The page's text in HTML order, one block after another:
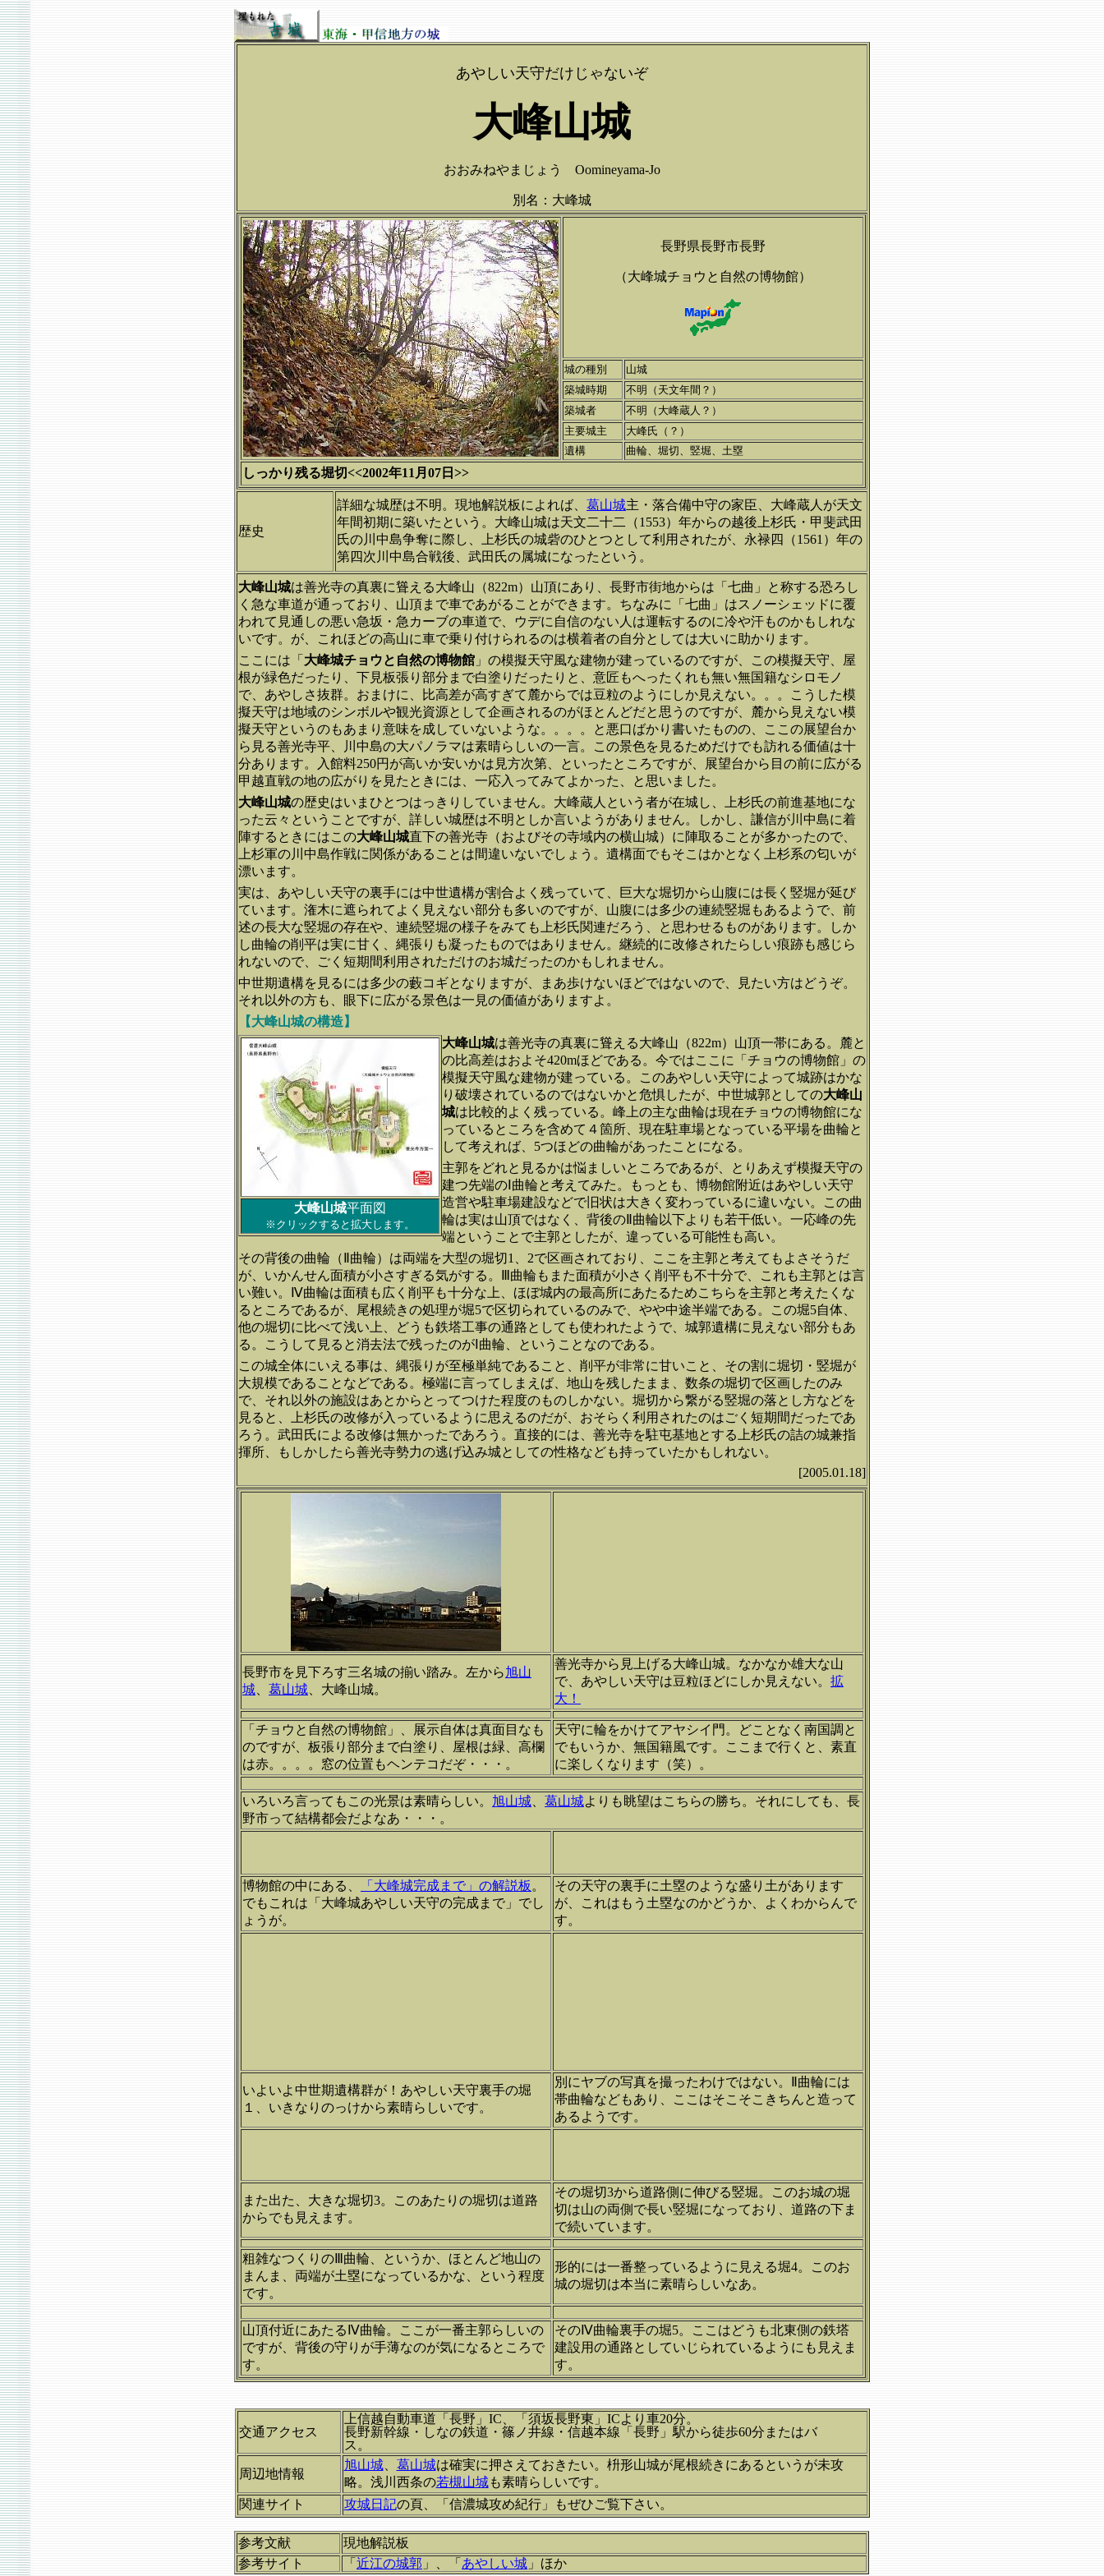
あやしい天守だけじゃないぞ
大峰山城
おおみねやまじょう Oomineyama-Jo
別名：大峰城
長野県長野市長野
（大峰城チョウと自然の博物館）
城の種別
山城
築城時期
不明（天文年間？）
築城者
不明（大峰蔵人？）
主要城主
大峰氏（？）
遺構
曲輪、堀切、竪堀、土塁
しっかり残る堀切<<2002年11月07日>>
歴史
詳細な城歴は不明。現地解説板によれば、 葛山城主・落合備中守の家臣、大峰蔵人が天文
年間初期に築いたという。大峰山城は天文二十二（1553）年からの越後上杉氏・甲斐武田
氏の川中島争奪に際し、上杉氏の城砦のひとつとして利用されたが、永禄四（1561）年の
第四次川中島合戦後、武田氏の属城になったという。
大峰山城は善光寺の真裏に聳える大峰山（822m）山頂にあり、長野市街地からは「七曲」と称する恐ろし
く急な車道が通っており、山頂まで車であがることができます。ちなみに「七曲」はスノーシェッドに覆
われて見通しの悪い急坂・急カーブの車道で、ウデに自信のない人は運転するのに冷や汗ものかもしれな
いです。が、これほどの高山に車で乗り付けられるのは横着者の自分としては大いに助かります。
ここには「 大峰城チョウと自然の博物館 」の模擬天守風な建物が建っているのですが、この模擬天守、屋
根が緑色だったり、下見板張り部分まで白塗りだったりと、意匠もへったくれも無い無国籍なシロモノ
で、あやしさ抜群。おまけに、比高差が高すぎて麓からでは豆粒のようにしか見えない。。。こうした模
擬天守は地域のシンボルや観光資源として企画されるのがほとんどだと思うのですが、麓から見えない模
擬天守というのもあまり意味を成していないような。。。。と悪口ばかり書いたものの、ここの展望台か
ら見る善光寺平、川中島の大パノラマは素晴らしいの一言。この景色を見るためだけでも訪れる価値は十
分あります。入館料250円が高いか安いかは見方次第、といったところですが、展望台から目の前に広がる
甲越直戦の地の広がりを見たときには、一応入ってみてよかった、と思いました。
大峰山城の歴史はいまひとつはっきりしていません。大峰蔵人という者が在城し、上杉氏の前進基地にな
った云々ということですが、詳しい城歴は不明としか言いようがありません。しかし、謙信が川中島に着
陣するときにはこの大峰山城直下の善光寺（およびその寺域内の横山城）に陣取ることが多かったので、
上杉軍の川中島作戦に関係があることは間違いないでしょう。遺構面でもそこはかとなく上杉系の匂いが
漂います。
実は、あやしい天守の裏手には中世遺構が割合よく残っていて、巨大な堀切から山腹には長く竪堀が延び
ています。潅木に遮られてよく見えない部分も多いのですが、山腹には多少の連続竪堀もあるようで、前
述の長大な竪堀の存在や、連続竪堀の様子をみても上杉氏関連だろう、と思わせるものがあります。しか
し曲輪の削平は実に甘く、縄張りも凝ったものではありません。継続的に改修されたらしい痕跡も感じら
れないので、ごく短期間利用されただけのお城だったのかもしれません。
中世期遺構を見るには多少の藪コギとなりますが、まあ歩けないほどではないので、見たい方はどうぞ。
それ以外の方も、眼下に広がる景色は一見の価値がありますよ。
【大峰山城の構造】
大峰山城平面図
※クリックすると拡大します。
大峰山城は善光寺の真裏に聳える大峰山（822m）山頂一帯にある。麓と
の比高差はおよそ420mほどである。今ではここに「チョウの博物館」の
模擬天守風な建物が建っている。このあやしい天守によって城跡はかな
り破壊されているのではないかと危惧したが、中世城郭としての大峰山
城は比較的よく残っている。峰上の主な曲輪は現在チョウの博物館にな
っているところを含めて４箇所、現在駐車場となっている平場を曲輪と
して考えれば、5つほどの曲輪があったことになる。
主郭をどれと見るかは悩ましいところであるが、とりあえず模擬天守の
建つ先端のⅠ曲輪と考えてみた。もっとも、博物館附近はあやしい天守
造営や駐車場建設などで旧状は大きく変わっているに違いない。この曲
輪は実は山頂ではなく、背後のⅡ曲輪以下よりも若干低い。一応峰の先
端ということで主郭としたが、違っている可能性も高い。
その背後の曲輪（Ⅱ曲輪）は両端を大型の堀切1、2で区画されており、ここを主郭と考えてもよさそうだ
が、いかんせん面積が小さすぎる気がする。Ⅲ曲輪もまた面積が小さく削平も不十分で、これも主郭とは言
い難い。Ⅳ曲輪は面積も広く削平も十分な上、ほぼ城内の最高所にあたるためこちらを主郭と考えたくな
るところであるが、尾根続きの処理が堀5で区切られているのみで、やや中途半端である。この堀5自体、
他の堀切に比べて浅い上、どうも鉄塔工事の通路としても使われたようで、城郭遺構に見えない部分もあ
る。こうして見ると消去法で残ったのがⅠ曲輪、ということなのである。
この城全体にいえる事は、縄張りが至極単純であること、削平が非常に甘いこと、その割に堀切・竪堀が
大規模であることなどである。極端に言ってしまえば、地山を残したまま、数条の堀切で区画したのみ
で、それ以外の施設はあとからとってつけた程度のものしかない。堀切から繋がる竪堀の落とし方などを
見ると、上杉氏の改修が入っているように思えるのだが、おそらく利用されたのはごく短期間だったであ
ろう。武田氏による改修は無かったであろう。直接的には、善光寺を駐屯基地とする上杉氏の詰の城兼指
揮所、もしかしたら善光寺勢力の逃げ込み城としての性格なども持っていたかもしれない。
[2005.01.18]
長野市を見下ろす三名城の揃い踏み。左から旭山
城
葛山城 、大峰山城。
善光寺から見上げる大峰山城。なかなか雄大な山
で、あやしい天守は豆粒ほどにしか見えない。 拡
大！
「チョウと自然の博物館」、展示自体は真面目なも
のですが、板張り部分まで白塗り、屋根は緑、高欄
は赤。。。。窓の位置もヘンテコだぞ・・・。
天守に輪をかけてアヤシイ門。どことなく南国調と
でもいうか、無国籍風です。ここまで行くと、素直
に楽しくなります（笑）。
いろいろ言ってもこの光景は素晴らしい。 旭山城 葛山城よりも眺望はこちらの勝ち。それにしても、長
野市って結構都会だよなあ・・・。
博物館の中にある、 「大峰城完成まで」の解説板 。
でもこれは「大峰城あやしい天守の完成まで」でし
ょうが。
その天守の裏手に土塁のような盛り土があります
が、これはもう土塁なのかどうか、よくわからんで
す。
いよいよ中世期遺構群が！あやしい天守裏手の堀
１、いきなりのっけから素晴らしいです。
別にヤブの写真を撮ったわけではない。Ⅱ曲輪には
帯曲輪などもあり、ここはそこそこきちんと造って
あるようです。
また出た、大きな堀切3。このあたりの堀切は道路
からでも見えます。
その堀切3から道路側に伸びる竪堀。このお城の堀
切は山の両側で長い竪堀になっており、道路の下ま
で続いています。
粗雑なつくりのⅢ曲輪、というか、ほとんど地山の
まんま、両端が土塁になっているかな、という程度
です。
形的には一番整っているように見える堀4。このお
城の堀切は本当に素晴らしいなあ。
山頂付近にあたるⅣ曲輪。ここが一番主郭らしいの
ですが、背後の守りが手薄なのが気になるところで
す。
そのⅣ曲輪裏手の堀5。ここはどうも北東側の鉄塔
建設用の通路としていじられているようにも見えま
す。
交通アクセス
上信越自動車道「長野」IC、「須坂長野東」ICより車20分。
長野新幹線・しなの鉄道・篠ノ井線・信越本線「長野」駅から徒歩60分またはバ
ス。
周辺地情報
旭山城、 葛山城は確実に押さえておきたい。 枡形山城が尾根続きにあるというが未攻
略。浅川西条の若槻山城も素晴らしいです。
関連サイト
攻城日記の頁、「信濃城攻め紀行」もぜひご覧下さい。
参考文献
現地解説板
参考サイト
「 近江の城郭 」、「 あやしい城 」ほか